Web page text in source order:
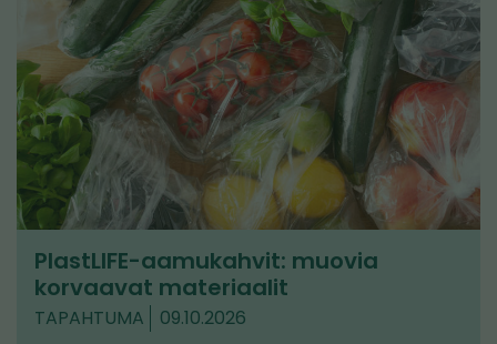
PlastLIFE-aamukahvit: muovia
korvaavat materiaalit
TAPAHTUMA 09.10.2026